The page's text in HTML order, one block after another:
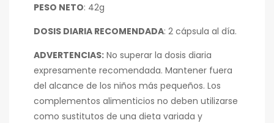
PESO NETO: 42g
DOSIS DIARIA RECOMENDADA: 2 cápsula al día.
ADVERTENCIAS: No superar la dosis diaria
expresamente recomendada. Mantener fuera
del alcance de los niños más pequeños. Los
complementos alimenticios no deben utilizarse
como sustitutos de una dieta variada y